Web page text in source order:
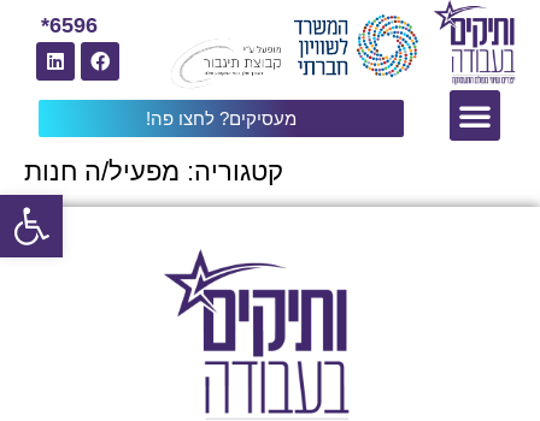
מעסיקים? לחצו פה!
6596*
קטגוריה: מפעיל/ה חנות